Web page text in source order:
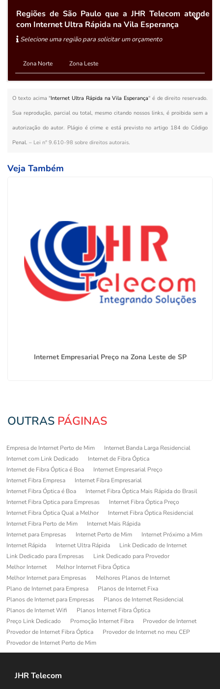
Regiões de São Paulo que a JHR Telecom atende
com Internet Ultra Rápida na Vila Esperança
Selecione uma região para solicitar um orçamento
Zona Norte Zona Leste
O texto acima "Internet Ultra Rápida na Vila Esperança" é de direito reservado.
Sua reprodução, parcial ou total, mesmo citando nossos links, é proibida sem a
autorização do autor. Plágio é crime e está previsto no artigo 184 do Código
Penal. – Lei n° 9.610-98 sobre direitos autorais.
Veja Também
Internet Empresarial Preço na Zona Leste de SP
OUTRAS PÁGINAS
Empresa de Internet Perto de Mim
Internet Banda Larga Residencial
Internet com Link Dedicado
Internet de Fibra Óptica
Internet de Fibra Óptica é Boa
Internet Empresarial Preço
Internet Fibra Empresa
Internet Fibra Empresarial
Internet Fibra Óptica é Boa
Internet Fibra Óptica Mais Rápida do Brasil
Internet Fibra Optica para Empresas
Internet Fibra Óptica Preço
Internet Fibra Óptica Qual a Melhor
Internet Fibra Óptica Residencial
Internet Fibra Perto de Mim
Internet Mais Rápida
Internet para Empresas
Internet Perto de Mim
Internet Próximo a Mim
Internet Rápida
Internet Ultra Rápida
Link Dedicado de Internet
Link Dedicado para Empresas
Link Dedicado para Provedor
Melhor Internet
Melhor Internet Fibra Óptica
Melhor Internet para Empresas
Melhores Planos de Internet
Plano de Internet para Empresa
Planos de Internet Fixa
Planos de Internet para Empresas
Planos de Internet Residencial
Planos de Internet Wifi
Planos Internet Fibra Óptica
Preço Link Dedicado
Promoção Internet Fibra
Provedor de Internet
Provedor de Internet Fibra Óptica
Provedor de Internet no meu CEP
Provedor de Internet Perto de Mim
JHR Telecom